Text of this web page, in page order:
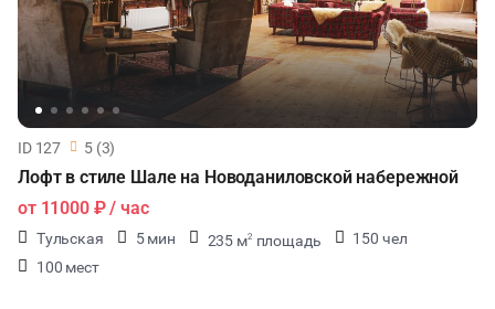
ID 127 5 (3)
Лофт в стиле Шале на Новоданиловской набережной
от 11000 ₽/ час
Тульская 5 мин 235 м2 площадь
150 чел
100 мест